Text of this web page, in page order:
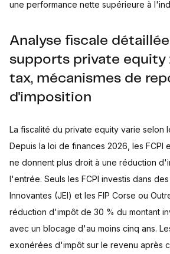
une performance nette supérieure à
Analyse fiscale
supports private equity
tax, mécanismes de
d'imposition
La fiscalité du private equity varie selon
Depuis la loi de finances 2026, les FCPI
ne donnent plus droit à une réduction
l'entrée. Seuls les FCPI investis dans
Innovantes (JEI) et les FIP Corse ou
réduction d'impôt de 30 % du montant
avec un blocage d'au moins cinq ans.
exonérées d'impôt sur le revenu après